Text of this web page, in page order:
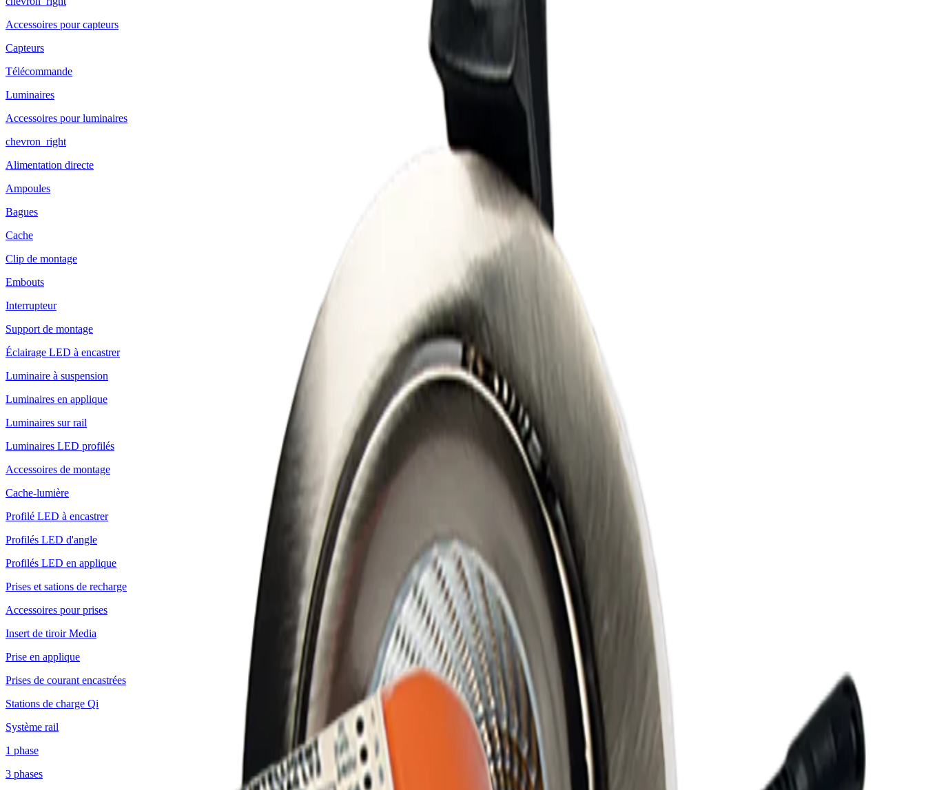
Accessoires pour capteurs
Capteurs
Télécommande
Luminaires
Accessoires pour luminaires
chevron_right
Alimentation directe
Ampoules
Bagues
Cache
Clip de montage
Embouts
Interrupteur
Support de montage
Éclairage LED à encastrer
Luminaire à suspension
Luminaires en applique
Luminaires sur rail
Luminaires LED profilés
Accessoires de montage
Cache-lumière
Profilé LED à encastrer
Profilés LED d'angle
Profilés LED en applique
Prises et sations de recharge
Accessoires pour prises
Insert de tiroir Media
Prise en applique
Prises de courant encastrées
Stations de charge Qi
Système rail
1 phase
3 phases